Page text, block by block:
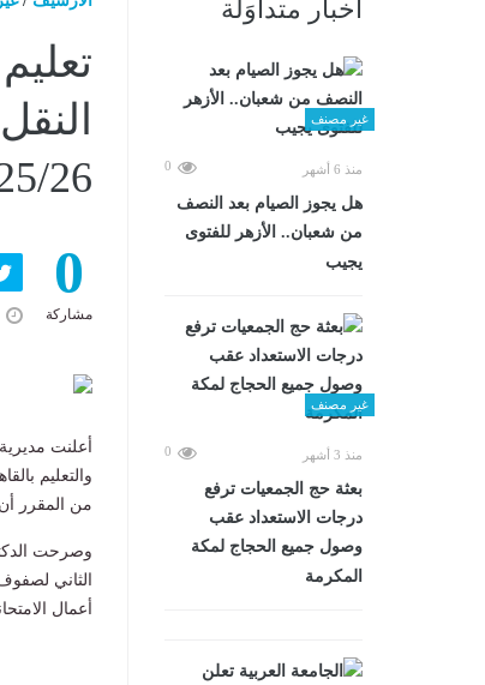
أخبار متداوَلة
غير مصنف
منذ 6 أشهر 0
هل يجوز الصيام بعد النصف
من شعبان.. الأزهر للفتوى
يجيب
غير مصنف
منذ 3 أشهر 0
بعثة حج الجمعيات ترفع
درجات الاستعداد عقب
وصول جميع الحجاج لمكة
المكرمة
26
0
مشاركة
أعلنت
من المقرر أن
وصرحت
الثاني
أعمال